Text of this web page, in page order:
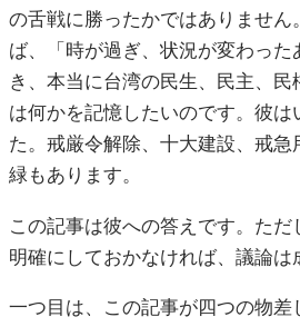
の舌戦に勝ったかではありません
ば、「時が過ぎ、状況が変わった
き、本当に台湾の民生、民主、民
は何かを記憶したいのです。彼は
た。戒厳令解除、十大建設、戒急
緑もあります。
この記事は彼への答えです。た
明確にしておかなければ、議論は
一つ目は、この記事が四つの物差